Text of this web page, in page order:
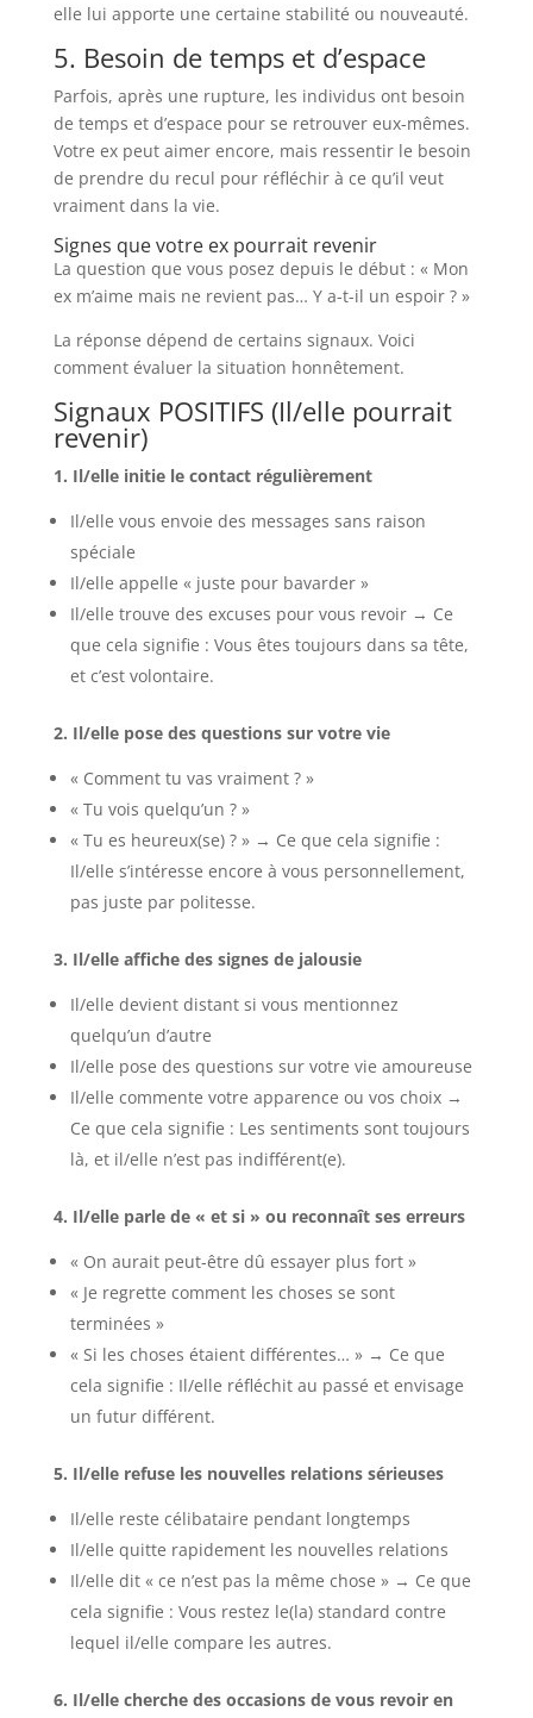
elle lui apporte une certaine stabilité ou nouveauté.
5. Besoin de temps et d’espace
Parfois, après une rupture, les individus ont besoin
de temps et d’espace pour se retrouver eux-mêmes.
Votre ex peut aimer encore, mais ressentir le besoin
de prendre du recul pour réfléchir à ce qu’il veut
vraiment dans la vie.
Signes que votre ex pourrait revenir
La question que vous posez depuis le début : « Mon
ex m’aime mais ne revient pas… Y a-t-il un espoir ? »
La réponse dépend de certains signaux. Voici
comment évaluer la situation honnêtement.
Signaux POSITIFS (Il/elle pourrait
revenir)
1. Il/elle initie le contact régulièrement
Il/elle vous envoie des messages sans raison
spéciale
Il/elle appelle « juste pour bavarder »
Il/elle trouve des excuses pour vous revoir → Ce
que cela signifie : Vous êtes toujours dans sa tête,
et c’est volontaire.
2. Il/elle pose des questions sur votre vie
« Comment tu vas vraiment ? »
« Tu vois quelqu’un ? »
« Tu es heureux(se) ? » → Ce que cela signifie :
Il/elle s’intéresse encore à vous personnellement,
pas juste par politesse.
3. Il/elle affiche des signes de jalousie
Il/elle devient distant si vous mentionnez
quelqu’un d’autre
Il/elle pose des questions sur votre vie amoureuse
Il/elle commente votre apparence ou vos choix →
Ce que cela signifie : Les sentiments sont toujours
là, et il/elle n’est pas indifférent(e).
4. Il/elle parle de « et si » ou reconnaît ses erreurs
« On aurait peut-être dû essayer plus fort »
« Je regrette comment les choses se sont
terminées »
« Si les choses étaient différentes… » → Ce que
cela signifie : Il/elle réfléchit au passé et envisage
un futur différent.
5. Il/elle refuse les nouvelles relations sérieuses
Il/elle reste célibataire pendant longtemps
Il/elle quitte rapidement les nouvelles relations
Il/elle dit « ce n’est pas la même chose » → Ce que
cela signifie : Vous restez le(la) standard contre
lequel il/elle compare les autres.
6. Il/elle cherche des occasions de vous revoir en